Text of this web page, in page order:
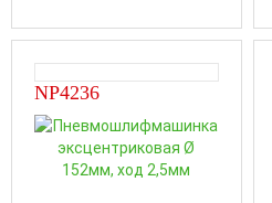
NP4236